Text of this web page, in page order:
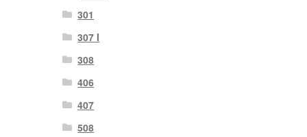
301
307 I
308
406
407
508